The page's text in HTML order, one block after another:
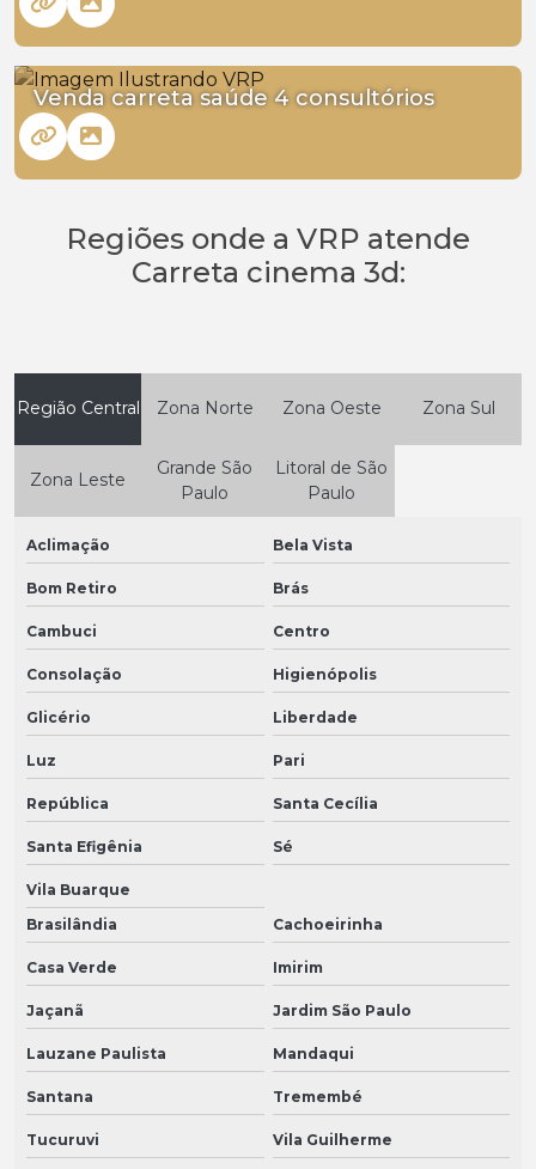
Venda carreta saúde 4 consultórios
Regiões onde a VRP atende
Carreta cinema 3d:
Região Central Zona Norte Zona Oeste Zona Sul
Zona Leste
Grande São
Paulo
Litoral de São
Paulo
Aclimação Bela Vista
Bom Retiro Brás
Cambuci Centro
Consolação Higienópolis
Glicério Liberdade
Luz Pari
República Santa Cecília
Santa Efigênia Sé
Vila Buarque
Brasilândia
Cachoeirinha
Casa Verde Imirim
Jaçanã Jardim São Paulo
Lauzane Paulista Mandaqui
Santana Tremembé
Tucuruvi Vila Guilherme